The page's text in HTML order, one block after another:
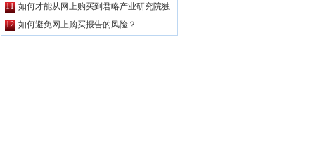
11 如何才能从网上购买到君略产业研究院独
家原创的报告产品？
12 如何避免网上购买报告的风险？